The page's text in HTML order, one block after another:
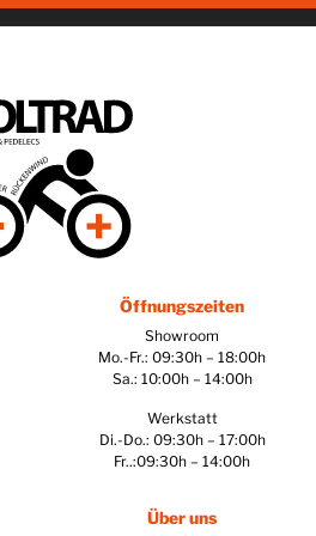
Öffnungszeiten
Showroom
Mo.-Fr.: 09:30h – 18:00h
Sa.: 10:00h – 14:00h
Werkstatt
Di.-Do.: 09:30h – 17:00h
Fr..:09:30h – 14:00h
Über uns